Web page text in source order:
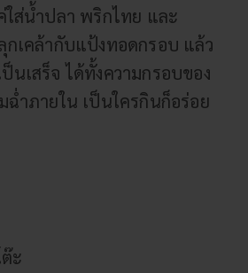
ใส่น้ำปลา พริกไทย และ
กเคล้ากับแป้งทอดกรอบ แล้ว
นเสร็จ ได้ทั้งความกรอบของ
ฉ่ำภายใน เป็นใครกินก็อร่อย
ะ